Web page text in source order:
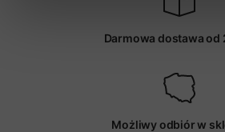
Darmowa dostawa od
Możliwy odbiór w